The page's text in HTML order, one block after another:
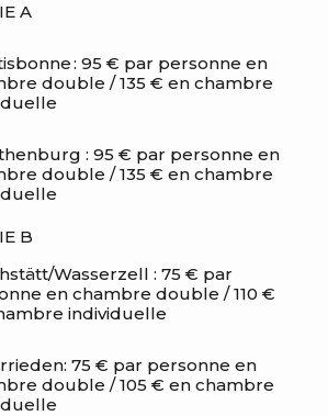
A
: 95 € par personne en
double / 135 € en chambre
: 95 € par personne en
double / 135 € en chambre
B
/Wasserzell : 75 € par
en chambre double / 110 €
individuelle
: 75 € par personne en
double / 105 € en chambre